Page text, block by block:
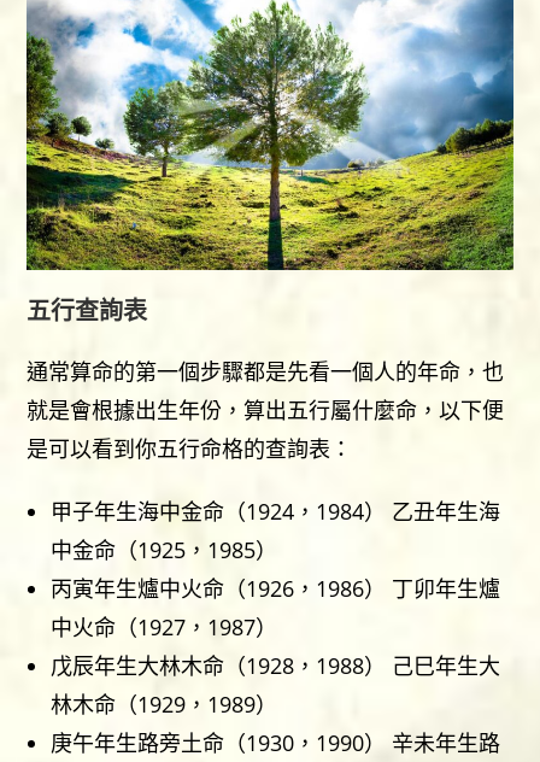
五行查詢表
通常算命的第一個步驟都是先看一個人的年命，也
就是會根據出生年份，算出五行屬什麼命，以下便
是可以看到你五行命格的查詢表：
甲子年生海中金命（1924，1984） 乙丑年生海
中金命（1925，1985）
丙寅年生爐中火命（1926，1986） 丁卯年生爐
中火命（1927，1987）
戊辰年生大林木命（1928，1988） 己巳年生大
林木命（1929，1989）
庚午年生路旁土命（1930，1990） 辛未年生路